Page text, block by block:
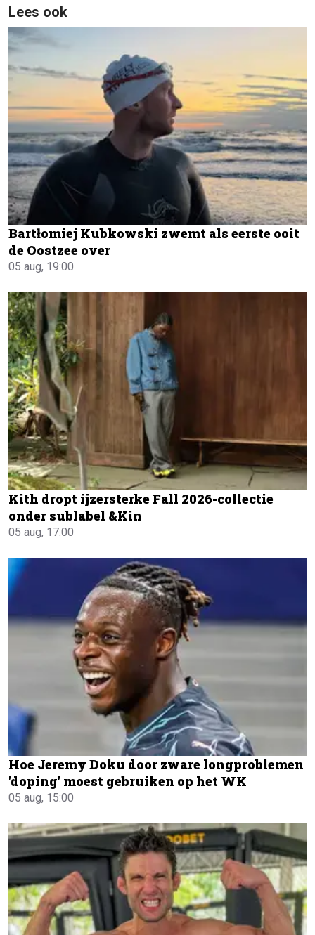
Lees ook
Bartłomiej Kubkowski zwemt als eerste ooit
de Oostzee over
05 aug, 19:00
Kith dropt ijzersterke Fall 2026-collectie
onder sublabel &Kin
05 aug, 17:00
Hoe Jeremy Doku door zware longproblemen
'doping' moest gebruiken op het WK
05 aug, 15:00